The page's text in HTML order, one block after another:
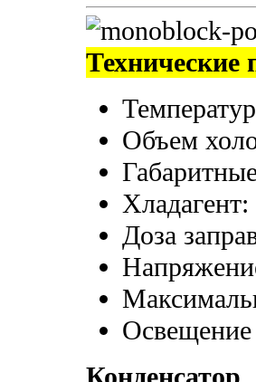
Технические
Объем
Хладагент:
Доза